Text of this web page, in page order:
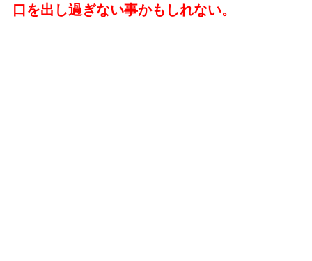
口を出し過ぎない事かもしれない。